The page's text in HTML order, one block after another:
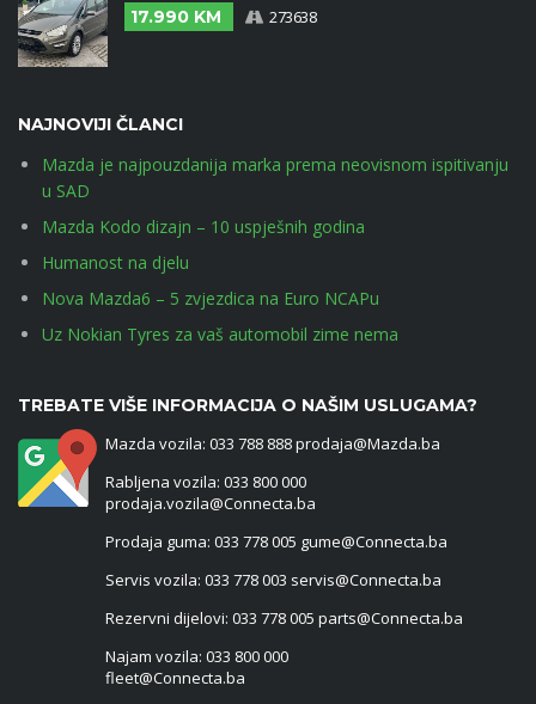
17.990 KM
273638
NAJNOVIJI ČLANCI
Mazda je najpouzdanija marka prema neovisnom ispitivanju
u SAD
Mazda Kodo dizajn – 10 uspješnih godina
Humanost na djelu
Nova Mazda6 – 5 zvjezdica na Euro NCAPu
Uz Nokian Tyres za vaš automobil zime nema
TREBATE VIŠE INFORMACIJA O NAŠIM USLUGAMA?
Mazda vozila: 033 788 888 prodaja@Mazda.ba
Rabljena vozila: 033 800 000
prodaja.vozila@Connecta.ba
Prodaja guma: 033 778 005 gume@Connecta.ba
Servis vozila: 033 778 003 servis@Connecta.ba
Rezervni dijelovi: 033 778 005 parts@Connecta.ba
Najam vozila: 033 800 000
fleet@Connecta.ba